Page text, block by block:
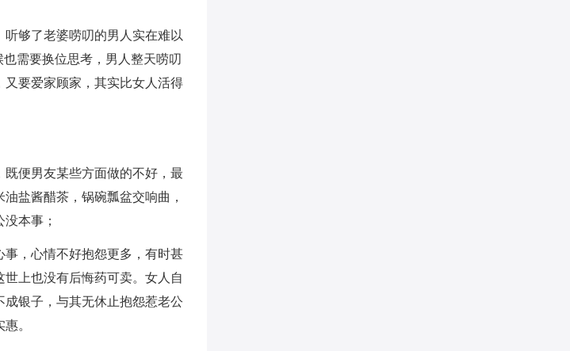
够了老婆唠叨的男人实在难以
需要换位思考，男人整天唠叨
要爱家顾家，其实比女人活得
便男友某些方面做的不好，最
盐酱醋茶，锅碗瓢盆交响曲，
本事；
，心情不好抱怨更多，有时甚
上也没有后悔药可卖。女人自
银子，与其无休止抱怨惹老公
。